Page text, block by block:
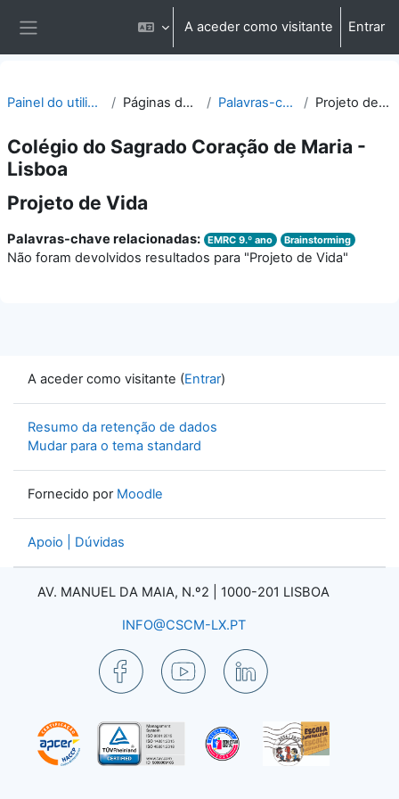
A aceder como visitante Entrar
Painel do utilizador Páginas do site Palavras-chave Projeto de Vida
Colégio do Sagrado Coração de Maria -
Lisboa
Projeto de Vida
Palavras-chave relacionadas: EMRC 9.º ano Brainstorming
Não foram devolvidos resultados para "Projeto de Vida"
A aceder como visitante (Entrar)
Resumo da retenção de dados
Mudar para o tema standard
Fornecido por Moodle
Apoio | Dúvidas
AV. MANUEL DA MAIA, N.º2 | 1000-201 LISBOA
INFO@CSCM-LX.PT